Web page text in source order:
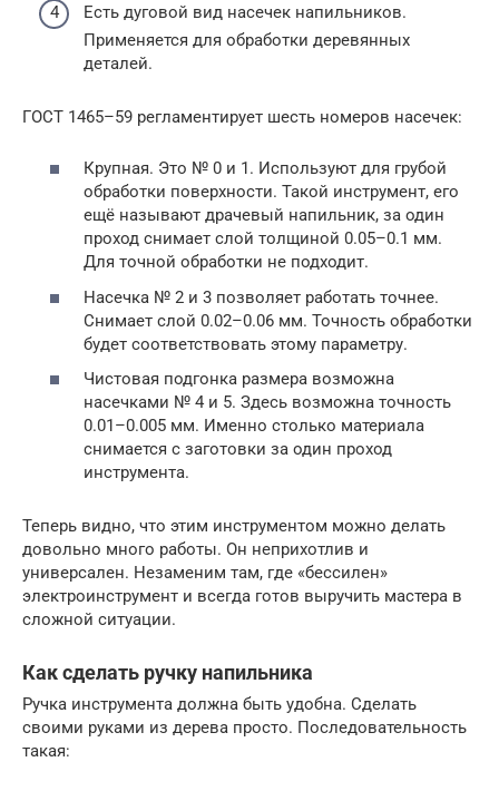
Есть дуговой вид насечек напильников.
Применяется для обработки деревянных
деталей.
ГОСТ 1465–59 регламентирует шесть номеров насечек:
Крупная. Это № 0 и 1. Используют для грубой
обработки поверхности. Такой инструмент, его
ещё называют драчевый напильник, за один
проход снимает слой толщиной 0.05–0.1 мм.
Для точной обработки не подходит.
Насечка № 2 и 3 позволяет работать точнее.
Снимает слой 0.02–0.06 мм. Точность обработки
будет соответствовать этому параметру.
Чистовая подгонка размера возможна
насечками № 4 и 5. Здесь возможна точность
0.01–0.005 мм. Именно столько материала
снимается с заготовки за один проход
инструмента.
Теперь видно, что этим инструментом можно делать
довольно много работы. Он неприхотлив и
универсален. Незаменим там, где «бессилен»
электроинструмент и всегда готов выручить мастера в
сложной ситуации.
Как сделать ручку напильника
Ручка инструмента должна быть удобна. Сделать
своими руками из дерева просто. Последовательность
такая: